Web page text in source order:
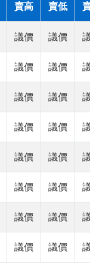
賣高 賣低 賣
議價 議價 議
議價 議價 議
議價 議價 議
議價 議價 議
議價 議價 議
議價 議價 議
議價 議價 議
議價 議價 議